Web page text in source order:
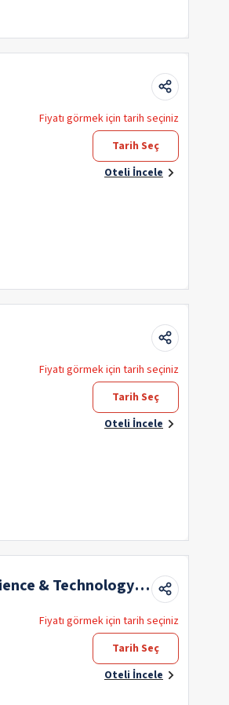
Fiyatı görmek için tarih seçiniz
Tarih Seç
Oteli İncele
Fiyatı görmek için tarih seçiniz
Tarih Seç
Oteli İncele
& Technology
Fiyatı görmek için tarih seçiniz
Tarih Seç
Oteli İncele